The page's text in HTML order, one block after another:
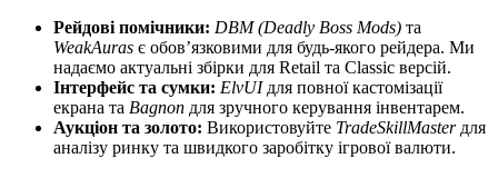
Рейдові помічники: DBM (Deadly Boss Mods) та
WeakAuras є обов’язковими для будь-якого рейдера. Ми
надаємо актуальні збірки для Retail та Classic версій.
Інтерфейс та сумки: ElvUIдля повної кастомізації
екрана та Bagnon для зручного керування інвентарем.
Аукціон та золото: Використовуйте TradeSkillMasterдля
аналізу ринку та швидкого заробітку ігрової валюти.